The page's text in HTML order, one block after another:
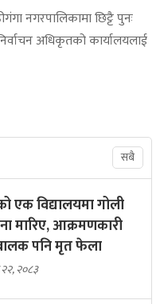
नगरपालिकामा छिट्टै पुनः
अधिकृतको कार्यालयलाई
सबै
एक विद्यालयमा गोली
मारिए, आक्रमणकारी
पनि मृत फेला
२०८३